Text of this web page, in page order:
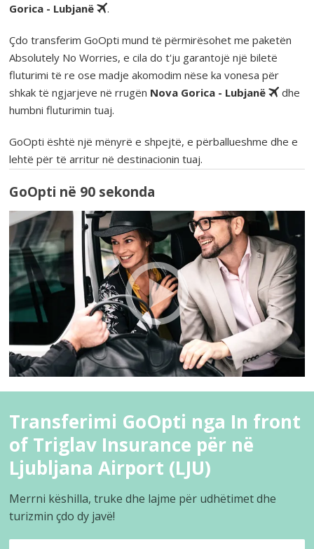
Gorica - Lubjanë
.
Çdo transferim GoOpti mund të përmirësohet me paketën
Absolutely No Worries, e cila do t'ju garantojë një biletë
fluturimi të re ose madje akomodim nëse ka vonesa për
shkak të ngjarjeve në rrugën Nova Gorica - Lubjanë
dhe
humbni fluturimin tuaj.
GoOpti është një mënyrë e shpejtë, e përballueshme dhe e
lehtë për të arritur në destinacionin tuaj.
GoOpti në 90 sekonda
Transferimi GoOpti nga In front
of Triglav Insurance për në
Ljubljana Airport (LJU)
Merrni këshilla, truke dhe lajme për udhëtimet dhe
turizmin çdo dy javë!